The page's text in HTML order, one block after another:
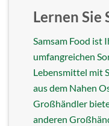
Lernen Sie
Samsam Food ist
umfangreichen
Lebensmittel mit
aus dem Nahen
Großhändler
anderen